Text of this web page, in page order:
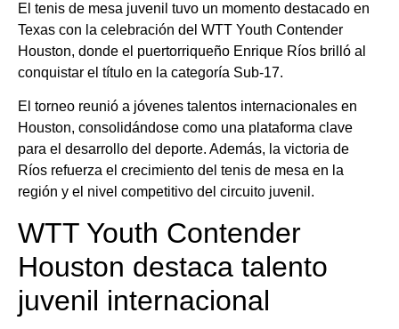
El tenis de mesa juvenil tuvo un momento destacado en
Texas con la celebración del WTT Youth Contender
Houston, donde el puertorriqueño Enrique Ríos brilló al
conquistar el título en la categoría Sub-17.
El torneo reunió a jóvenes talentos internacionales en
Houston, consolidándose como una plataforma clave
para el desarrollo del deporte. Además, la victoria de
Ríos refuerza el crecimiento del tenis de mesa en la
región y el nivel competitivo del circuito juvenil.
WTT Youth Contender
Houston destaca talento
juvenil internacional